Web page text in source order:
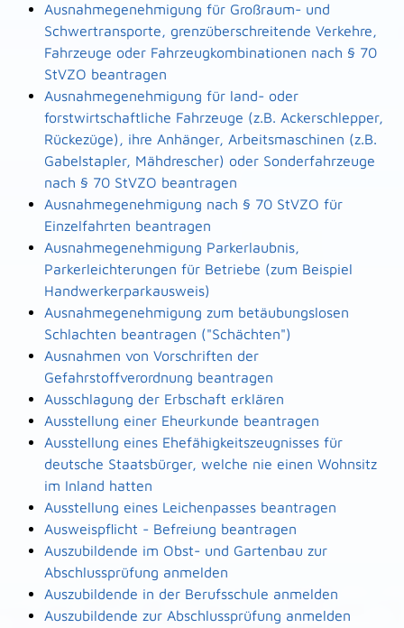
Ausnahmegenehmigung für Großraum- und
Schwertransporte, grenzüberschreitende Verkehre,
Fahrzeuge oder Fahrzeugkombinationen nach § 70
StVZO beantragen
Ausnahmegenehmigung für land- oder
forstwirtschaftliche Fahrzeuge (z.B. Ackerschlepper,
Rückezüge), ihre Anhänger, Arbeitsmaschinen (z.B.
Gabelstapler, Mähdrescher) oder Sonderfahrzeuge
nach § 70 StVZO beantragen
Ausnahmegenehmigung nach § 70 StVZO für
Einzelfahrten beantragen
Ausnahmegenehmigung Parkerlaubnis,
Parkerleichterungen für Betriebe (zum Beispiel
Handwerkerparkausweis)
Ausnahmegenehmigung zum betäubungslosen
Schlachten beantragen ("Schächten")
Ausnahmen von Vorschriften der
Gefahrstoffverordnung beantragen
Ausschlagung der Erbschaft erklären
Ausstellung einer Eheurkunde beantragen
Ausstellung eines Ehefähigkeitszeugnisses für
deutsche Staatsbürger, welche nie einen Wohnsitz
im Inland hatten
Ausstellung eines Leichenpasses beantragen
Ausweispflicht - Befreiung beantragen
Auszubildende im Obst- und Gartenbau zur
Abschlussprüfung anmelden
Auszubildende in der Berufsschule anmelden
Auszubildende zur Abschlussprüfung anmelden